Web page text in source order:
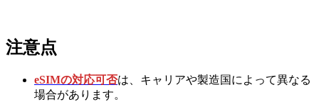
注意点
eSIMの対応可否は、キャリアや製造国によって異なる
場合があります。